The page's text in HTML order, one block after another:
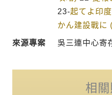
23-起てよ印
かん建設戰に
來源專案 吳三連中心寄
相關